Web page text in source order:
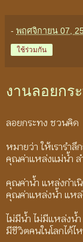
- พฤศจิกายน 07,
ใช้ร่วมกัน
งานลอยกร
ลอยกระทง ชวนคิด
หมายว่า ให้เรารำ
คุณค่าแหล่งแม่น้ำ
คุณค่าน้ำ แหล่งกำเ
คุณค่าแหล่งน้ำ แหล่
ไม่มีน้ำ ไม่มีแหล่งน้ำ
มีชีวิตคนในโลกได้ไห